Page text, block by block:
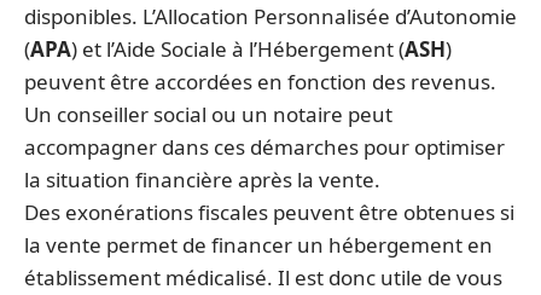
disponibles. L’Allocation Personnalisée d’Autonomie
(APA) et l’Aide Sociale à l’Hébergement (ASH)
peuvent être accordées en fonction des revenus.
Un conseiller social ou un notaire peut
accompagner dans ces démarches pour optimiser
la situation financière après la vente.
Des exonérations fiscales peuvent être obtenues si
la vente permet de financer un hébergement en
établissement médicalisé. Il est donc utile de vous